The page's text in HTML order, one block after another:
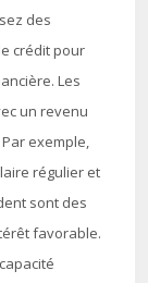
des
crédit pour
Les
un revenu
exemple,
régulier et
sont des
favorable.